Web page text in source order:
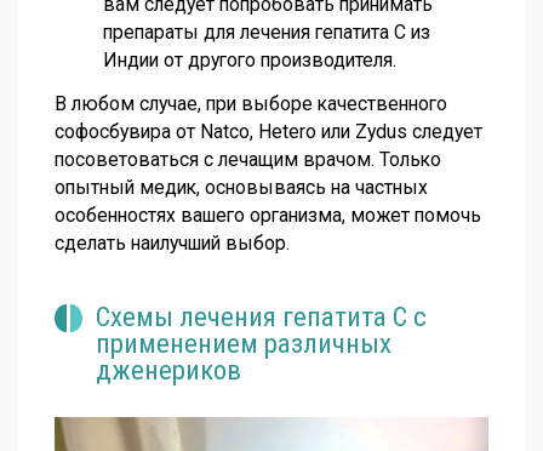
препараты для лечения гепатита С из
Индии от другого производителя.
В любом случае, при выборе качественного
софосбувира от Natco, Hetero или Zydus следует
посоветоваться с лечащим врачом. Только
опытный медик, основываясь на частных
особенностях вашего организма, может помочь
сделать наилучший выбор.
Схемы лечения гепатита С с
применением различных
дженериков